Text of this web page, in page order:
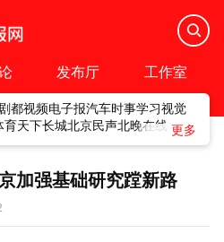
发布厅 工作室
都视频电子报汽车时事学习视觉
育天下长城北京民声北晚在线
加强基础研究蹚新路